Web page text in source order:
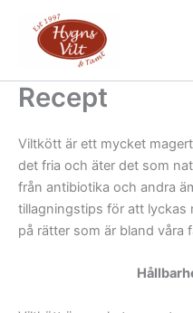
innehåll
Recept
Viltkött är ett mycket
det fria och äter det som
från antibiotika och andra
tillagningstips för att lyckas
på rätter som är bland våra